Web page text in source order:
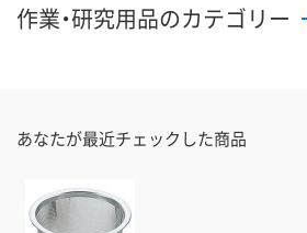
作業・研究用品のカテゴリー
あなたが最近チェックした商品